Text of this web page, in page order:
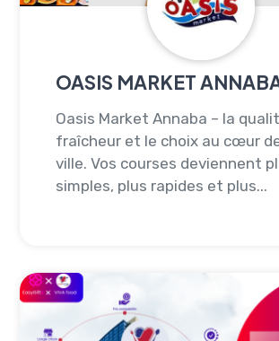
OASIS MARKET
Oasis Market Annaba – la
fraîcheur et le choix au cœur
ville. Vos courses deviennent
simples, plus rapides et plus...